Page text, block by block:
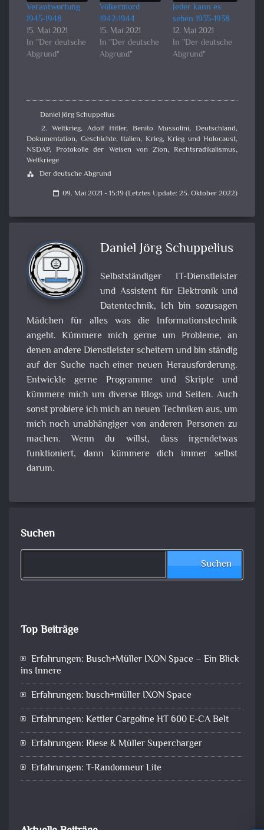
Verantwortung
1945-1948
15. Mai 2021
In "Der deutsche
Abgrund"
Völkermord
1942-1944
15. Mai 2021
In "Der deutsche
Abgrund"
Jeder kann es
sehen 1935-1938
12. Mai 2021
In "Der deutsche
Abgrund"
Daniel Jörg Schuppelius
2. Weltkrieg, Adolf Hitler, Benito Mussolini, Deutschland,
Dokumentation, Geschichte, Italien, Krieg, Krieg und Holocaust,
NSDAP,Protokolle der Weisen von Zion,Rechtsradikalismus,
Weltkriege
category Der deutsche Abgrund
calendar_today 09. Mai 2021 - 15:19 (Letztes Update: 25. Oktober 2022)
Daniel Jörg Schuppelius
Selbstständiger IT-Dienstleister
und Assistent für Elektronik und
Datentechnik, Ich bin sozusagen
Mädchen für alles was die Informationstechnik
angeht. Kümmere mich gerne um Probleme, an
denen andere Dienstleister scheitern und bin ständig
auf der Suche nach einer neuen Herausforderung.
Entwickle gerne Programme und Skripte und
kümmere mich um diverse Blogs und Seiten. Auch
sonst probiere ich mich an neuen Techniken aus, um
mich noch unabhängiger von anderen Personen zu
machen. Wenn du willst, dass irgendetwas
funktioniert, dann kümmere dich immer selbst
darum.
Suchen
Suchen
Top Beiträge
Erfahrungen: Busch+Müller IXON Space – Ein Blick
ins Innere
Erfahrungen: busch+müller IXON Space
Erfahrungen: Kettler Cargoline HT 600 E-CA Belt
Erfahrungen: Riese & Müller Supercharger
Erfahrungen: T-Randonneur Lite